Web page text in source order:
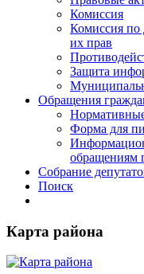
Комиссия
Комиссия по
их прав
Защита
Обращения
Форма для
обращениям
Собрание
Поиск
Карта района